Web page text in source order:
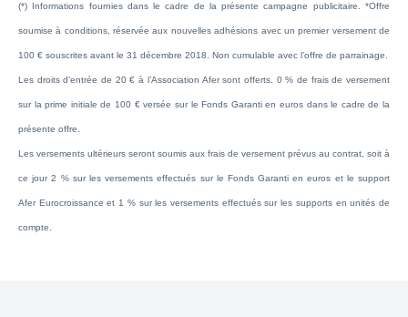
(*) Informations fournies dans le cadre de la présente campagne publicitaire. *Offre
soumise à conditions, réservée aux nouvelles adhésions avec un premier versement de
100 € souscrites avant le 31 décembre 2018. Non cumulable avec l’offre de parrainage.
Les droits d’entrée de 20 € à l’Association Afer sont offerts. 0 % de frais de versement
sur la prime initiale de 100 € versée sur le Fonds Garanti en euros dans le cadre de la
présente offre.
Les versements ultérieurs seront soumis aux frais de versement prévus au contrat, soit à
ce jour 2 % sur les versements effectués sur le Fonds Garanti en euros et le support
Afer Eurocroissance et 1 % sur les versements effectués sur les supports en unités de
compte.